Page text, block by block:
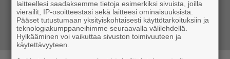
laitteellesi saadaksemme tietoja esimerkiksi sivuista, joilla
vierailit, IP-osoitteestasi sekä laitteesi ominaisuuksista.
Pääset tutustumaan yksityiskohtaisesti käyttötarkoituksiin ja
teknologiakumppaneihimme seuraavalla välilehdellä.
Hylkääminen voi vaikuttaa sivuston toimivuuteen ja
käytettävyyteen.